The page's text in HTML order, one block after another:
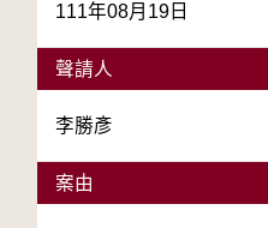
111年08月19日
聲請人
李勝彥
案由